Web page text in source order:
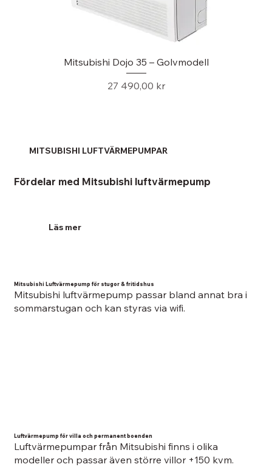
Mitsubishi Dojo 35 – Golvmodell
Pris
27 490,00 kr
MITSUBISHI LUFTVÄRMEPUMPAR
Fördelar med Mitsubishi luftvärmepump
Läs mer
Mitsubishi Luftvärmepump för stugor & fritidshus
Mitsubishi luftvärmepump passar bland annat bra i
sommarstugan och kan styras via wifi.
Luftvärmepump för villa och permanent boenden
Luftvärmepumpar från Mitsubishi finns i olika
modeller och passar även större villor +150 kvm.